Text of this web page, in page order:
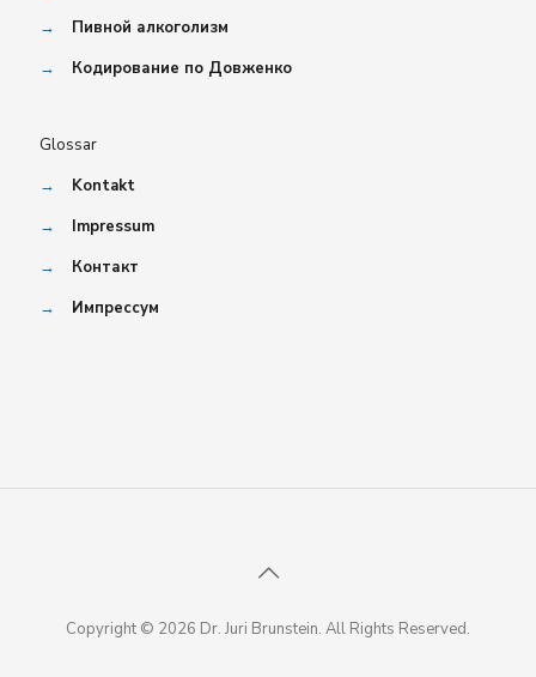
→
Пивной алкоголизм
→
Кодирование по Довженко
Glossar
→
Kontakt
→
Impressum
→
Контакт
→
Импрессум
Copyright © 2026 Dr. Juri Brunstein. All Rights Reserved.